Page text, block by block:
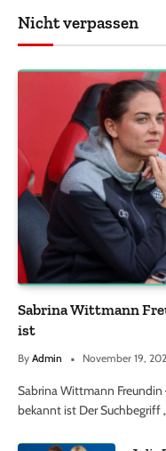
Nicht verpassen
Sabrina Wittmann
ist
By Admin November 19,
Sabrina Wittmann Freundin
bekannt ist Der Suchbegriff